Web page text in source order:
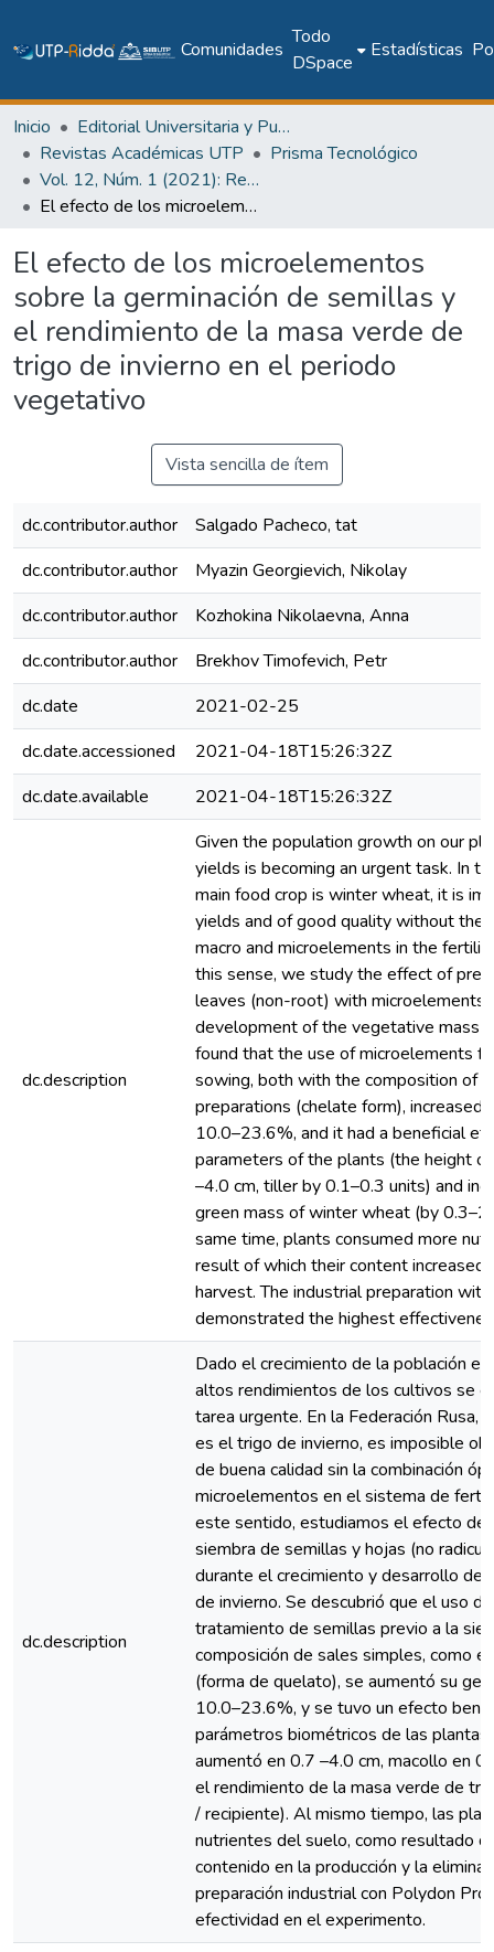
Comunidades
Todo
DSpace
Estadísticas
Inicio
Editorial Universitaria y Publicaciones Seriadas
Revistas Académicas UTP
Prisma Tecnológico
Vol. 12, Núm. 1 (2021): Revista Prisma Tecnológico
El efecto de los microelementos sobre la germinación de semillas y el rendimiento de la masa verde de trigo de invierno en el periodo vegetativo
El efecto de los microelementos
sobre la germinación de semillas y
el rendimiento de la masa verde de
trigo de invierno en el periodo
vegetativo
Vista sencilla de ítem
dc.contributor.author
Salgado Pacheco, tat
dc.contributor.author
Myazin Georgievich, Nikolay
dc.contributor.author
Kozhokina Nikolaevna, Anna
dc.contributor.author
Brekhov Timofevich, Petr
dc.date
2021-02-25
dc.date.accessioned
2021-04-18T15:26:32Z
dc.date.available
2021-04-18T15:26:32Z
dc.description
Given the population growth on our
yields is becoming an urgent task. In
main food crop is winter wheat, it is
yields and of good quality without the
macro and microelements in the
this sense, we study the effect of
leaves (non-root) with microelements
development of the vegetative mass
found that the use of microelements
sowing, both with the composition of
preparations (chelate form), increased
10.0–23.6%, and it had a beneficial
parameters of the plants (the height
–4.0 cm, tiller by 0.1–0.3 units) and
green mass of winter wheat (by
same time, plants consumed more
result of which their content increased
harvest. The industrial preparation
demonstrated the highest
dc.description
Dado el crecimiento de la población
altos rendimientos de los cultivos se
tarea urgente. En la Federación Rusa,
es el trigo de invierno, es imposible
de buena calidad sin la combinación
microelementos en el sistema de
este sentido, estudiamos el efecto
siembra de semillas y hojas (no
durante el crecimiento y desarrollo de
de invierno. Se descubrió que el uso
tratamiento de semillas previo a la
composición de sales simples, como
(forma de quelato), se aumentó su
10.0–23.6%, y se tuvo un efecto
parámetros biométricos de las
aumentó en 0.7 –4.0 cm, macollo en
el rendimiento de la masa verde de
/ recipiente). Al mismo tiempo, las
nutrientes del suelo, como resultado
contenido en la producción y la
preparación industrial con Polydon
efectividad en el experimento.